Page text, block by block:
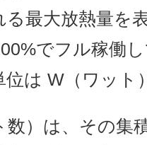
る最大放熱量を
でフル稼働
位は W（ワット
数）は、その集